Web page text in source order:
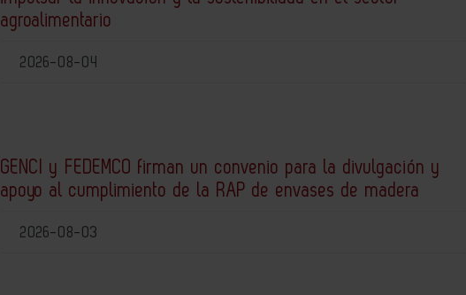
agroalimentario
2026-08-04
GENCI y FEDEMCO firman un convenio para la divulgación y
apoyo al cumplimiento de la RAP de envases de madera
2026-08-03